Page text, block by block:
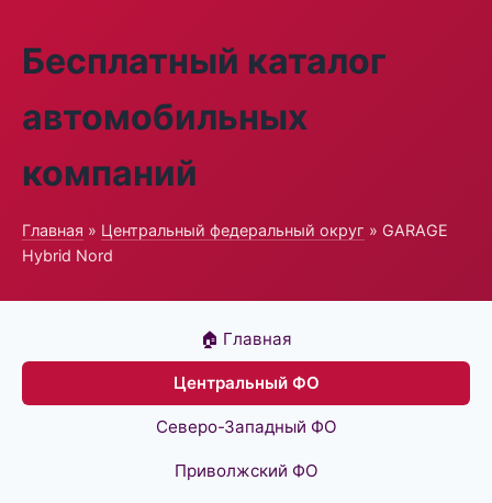
Бесплатный каталог
автомобильных
компаний
Главная » Центральный федеральный округ » GARAGE
Hybrid Nord
🏠 Главная
Центральный ФО
Северо-Западный ФО
Приволжский ФО